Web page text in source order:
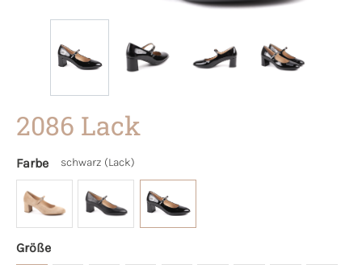
2086 Lack
Farbe schwarz (Lack)
Größe